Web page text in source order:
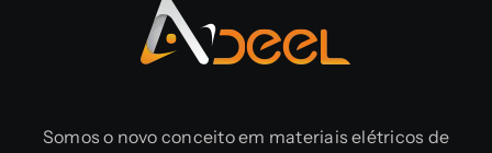
Somos o novo conceito em materiais elétricos de